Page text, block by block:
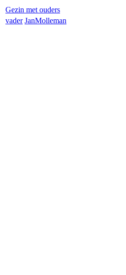
Gezin met ouders
vader JanMolleman